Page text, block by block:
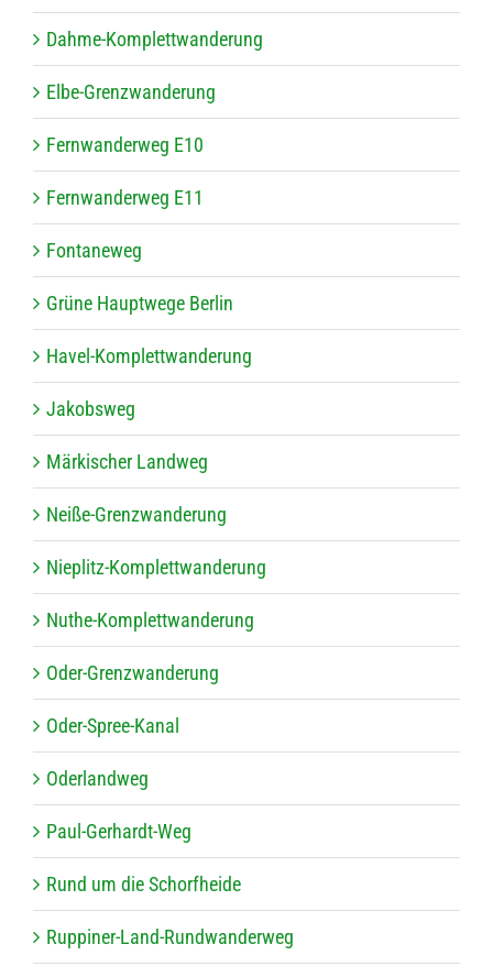
Dahme-Kom­plett­wan­de­rung
Elbe-Grenz­wan­de­rung
Fern­wan­der­weg E10
Fern­wan­der­weg E11
Fon­ta­ne­weg
Grüne Haupt­wege Berlin
Havel-Kom­plett­wan­de­rung
Jakobs­weg
Mär­ki­scher Landweg
Neiße-Grenz­wan­de­rung
Nie­plitz-Kom­plett­wan­de­rung
Nuthe-Kom­plett­wan­de­rung
Oder-Grenz­wan­de­rung
Oder-Spree-Kanal
Oder­land­weg
Paul-Ger­hardt-Weg
Rund um die Schorfheide
Rup­pi­ner-Land-Rund­wan­der­weg